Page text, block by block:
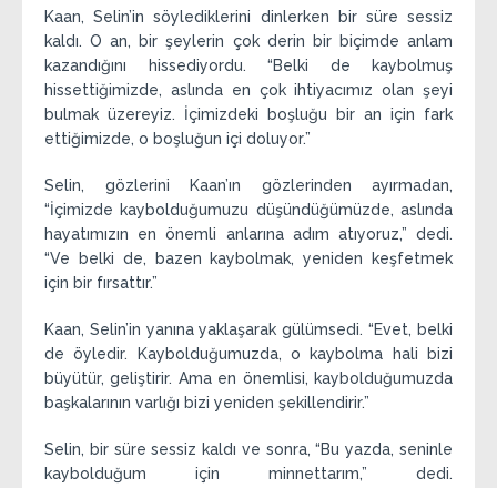
Kaan, Selin’in söylediklerini dinlerken bir süre sessiz
kaldı. O an, bir şeylerin çok derin bir biçimde anlam
kazandığını hissediyordu. “Belki de kaybolmuş
hissettiğimizde, aslında en çok ihtiyacımız olan şeyi
bulmak üzereyiz. İçimizdeki boşluğu bir an için fark
ettiğimizde, o boşluğun içi doluyor.”
Selin, gözlerini Kaan’ın gözlerinden ayırmadan,
“İçimizde kaybolduğumuzu düşündüğümüzde, aslında
hayatımızın en önemli anlarına adım atıyoruz,” dedi.
“Ve belki de, bazen kaybolmak, yeniden keşfetmek
için bir fırsattır.”
Kaan, Selin’in yanına yaklaşarak gülümsedi. “Evet, belki
de öyledir. Kaybolduğumuzda, o kaybolma hali bizi
büyütür, geliştirir. Ama en önemlisi, kaybolduğumuzda
başkalarının varlığı bizi yeniden şekillendirir.”
Selin, bir süre sessiz kaldı ve sonra, “Bu yazda, seninle
kaybolduğum için minnettarım,” dedi.